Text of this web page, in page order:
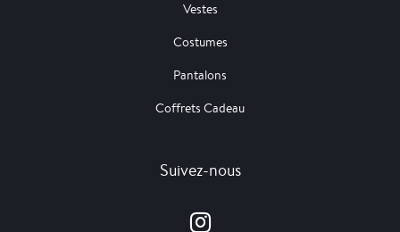
Vestes
Costumes
Pantalons
Coffrets Cadeau
Suivez-nous